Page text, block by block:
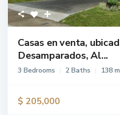
Casas en venta,
Desamparados, Al...
3 Bedrooms 2 Baths 138 m
$ 205,000